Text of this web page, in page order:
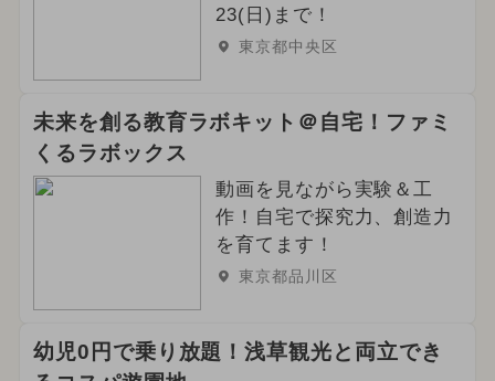
23(日)まで！
東京都中央区
未来を創る教育ラボキット＠自宅！ファミ
くるラボックス
動画を見ながら実験＆工
作！自宅で探究力、創造力
を育てます！
東京都品川区
幼児0円で乗り放題！浅草観光と両立でき